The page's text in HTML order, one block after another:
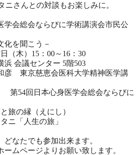
ニさんとの対談もお楽しみに。
学会総会ならびに学術講演会市民公
化を聞こう－
日（木） 15 ： 00～ 16 ： 30
浜 会議センター 5階503
彦 東京慈恵会医科大学精神医学講
第54回日本心身医学会総会ならびに
旅の縁（えにし）
ニ「人生の旅」
なたでも参加出来ます。
ームページよりお願い致します。